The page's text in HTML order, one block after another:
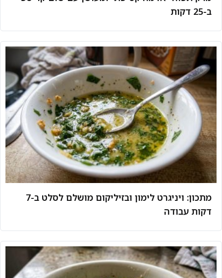
ב-25 דקות
מתכון: ויניגרט לימון ובזיליקום מושלם לסלט ב-7
דקות עבודה